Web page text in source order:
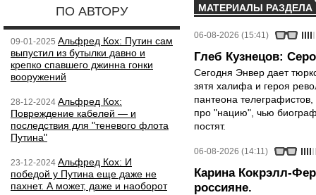
ПО АВТОРУ
09-01-2025 Альфред Кох: Путин сам
выпустил из бутылки давно и
крепко спавшего джинна гонки
вооружений
28-12-2024 Альфред Кох:
Повреждение кабелей — и
последствия для "теневого флота
Путина"
23-12-2024 Альфред Кох: И
победой у Путина еще даже не
пахнет. А может, даже и наоборот
МАТЕРИАЛЫ РАЗДЕЛА
06-08-2026 (15:41)
Глеб Кузнецов:
Сегодня Энвер дает
зятя халифа и героя
пантеона
про "нацию", чью
постят.
06-08-2026 (14:11)
Карина Кокрэлл-
россияне.